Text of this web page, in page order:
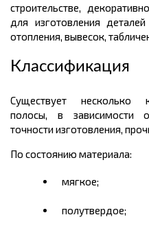
строительстве,
для изготовления
отопления, вывесок,
Классификация
Существует несколько
полосы, в зависимости
точности изготовления,
По состоянию материала:
мягкое;
полутвердое;